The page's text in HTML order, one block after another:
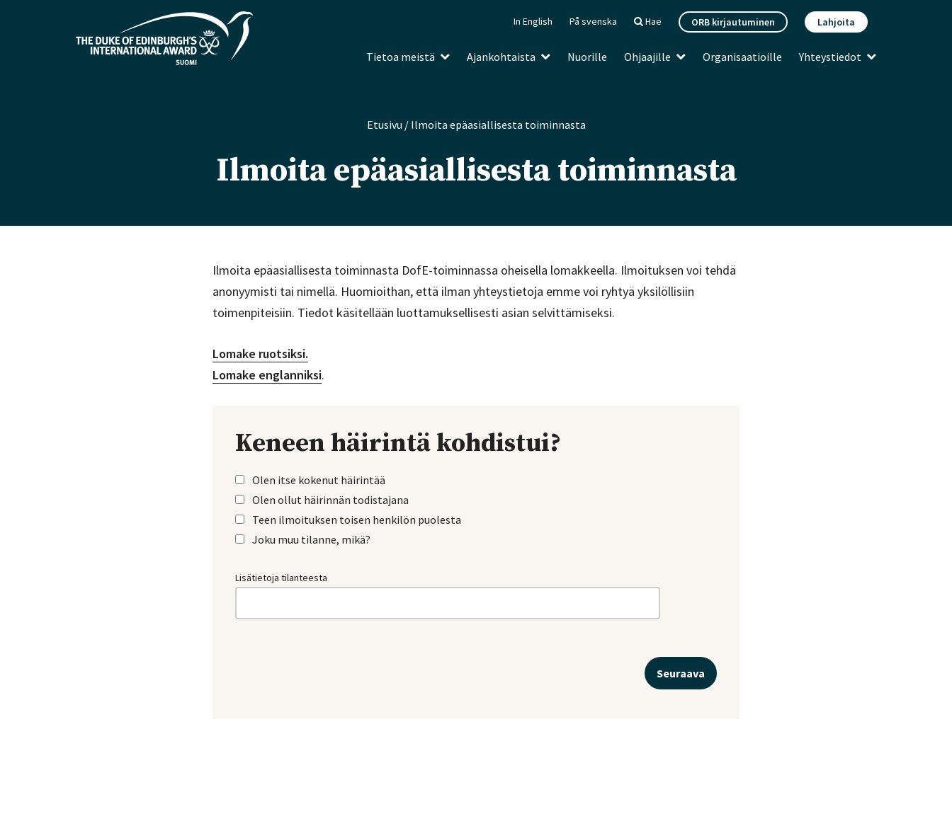
In English På svenska Hae ORB kirjautuminen Lahjoita
Tietoa meistä Ajankohtaista Nuorille Ohjaajille Organisaatioille Yhteystiedot
Etusivu / Ilmoita epäasiallisesta toiminnasta
Ilmoita epäasiallisesta toiminnasta
Ilmoita epäasiallisesta toiminnasta DofE-toiminnassa oheisella lomakkeella. Ilmoituksen voi tehdä
anonyymisti tai nimellä. Huomioithan, että ilman yhteystietoja emme voi ryhtyä yksilöllisiin
toimenpiteisiin. Tiedot käsitellään luottamuksellisesti asian selvittämiseksi.
Lomake ruotsiksi.
Lomake englanniksi.
Keneen häirintä kohdistui?
Olen itse kokenut häirintää
Olen ollut häirinnän todistajana
Teen ilmoituksen toisen henkilön puolesta
Joku muu tilanne, mikä?
Lisätietoja tilanteesta
Seuraava